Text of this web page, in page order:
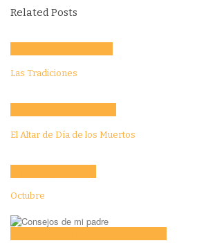
Related Posts
Las Tradiciones
El Altar de Día de los Muertos
Octubre